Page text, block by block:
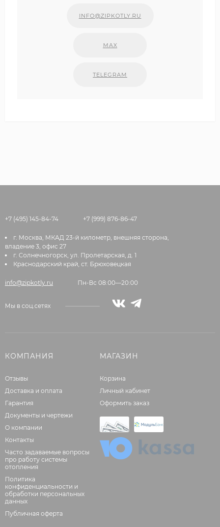
INFO@ZIPKOTLY.RU
MAX
TELEGRAM
+7 (495) 145-84-74 +7 (999) 876-86-47
г. Москва, МКАД 23-й километр, внешняя сторона,
владение 3, офис 27
г. Солнечногорск, ул. Пролетарская, д. 1
Краснодарский край, ст. Брюховецкая
info@zipkotly.ru Пн-Вс 08:00—20:00
Мы в соц.сетях
КОМПАНИЯ
Отзывы
Доставка и оплата
Гарантия
Документы и чертежи
О компании
Контакты
Часто задаваемые вопросы
про работу системы
отопления
Политика
конфиденциальности и
обработки персональных
данных
Публичная оферта
МАГАЗИН
Корзина
Личный кабинет
Оформить заказ